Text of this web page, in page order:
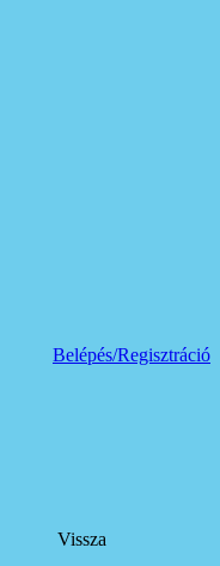
Belépés/Regisztráció
Vissza